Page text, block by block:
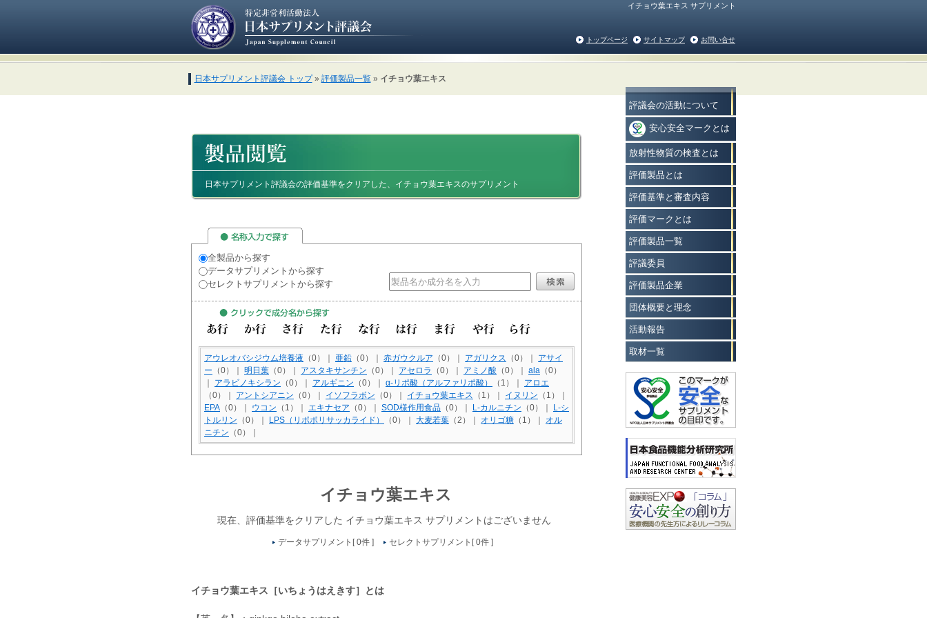
イチョウ葉エキス サプリメント
トップページ サイトマップ お問い合せ
日本サプリメント評議会 トップ» 評価製品一覧» イチョウ葉エキス
日本サプリメント評議会の評価基準をクリアした、イチョウ葉エキスのサプリメント
全製品から探す
データサプリメントから探す
セレクトサプリメントから探す
アウレオバシジウム培養液 （0）｜ 亜鉛 （0）｜ 赤ガウクルア （0）｜ アガリクス （0）｜ アサイ
ー （0）｜ 明日葉 （0）｜ アスタキサンチン （0）｜ アセロラ （0）｜ アミノ酸 （0）｜ ala （0）
アラビノキシラン （0）｜ アルギニン （0）｜ α-リポ酸（アルファリポ酸） （1）｜ アロエ
（0）｜ アントシアニン （0）｜ イソフラボン （0）｜ イチョウ葉エキス （1）｜ イヌリン （1）｜
EPA （0）｜ ウコン （1）｜ エキナセア （0）｜ SOD様作用食品 （0）｜ L-カルニチン （0）｜
L-シ
トルリン （0）｜ LPS（リポポリサッカライド） （0）｜ 大麦若葉 （2）｜ オリゴ糖 （1）｜ オル
ニチン （0）｜
イチョウ葉エキス
現在、評価基準をクリアした イチョウ葉エキス サプリメント はございません
データサプリメント[ 0件 ] セレクトサプリメント[ 0件 ]
イチョウ葉エキス［いちょうはえきす］とは
評議会の活動について
安心安全マークとは
放射性物質の検査とは
評価製品とは
評価基準と審査内容
評価マークとは
評価製品一覧
評議委員
評価製品企業
団体概要と理念
活動報告
取材一覧